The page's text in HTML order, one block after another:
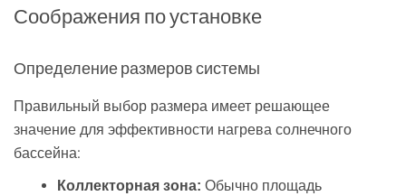
Соображения по установке
Определение размеров системы
Правильный выбор размера имеет решающее
значение для эффективности нагрева солнечного
бассейна:
Коллекторная зона: Обычно площадь